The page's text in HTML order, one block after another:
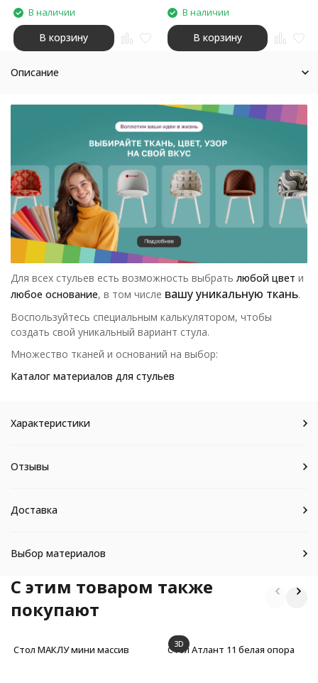
В наличии
В корзину
В наличии
В корзину
Описание
Для всех стульев есть возможность выбрать любой цвет и
любое основание, в том числе вашу уникальную ткань.
Воспользуйтесь специальным калькулятором, чтобы
создать свой уникальный вариант стула.
Множество тканей и оснований на выбор:
Каталог материалов для стульев
Характеристики
Отзывы
Доставка
Выбор материалов
C этим товаром также
покупают
Стол МАКЛУ мини массив 3D
Стол Атлант 11 белая опора